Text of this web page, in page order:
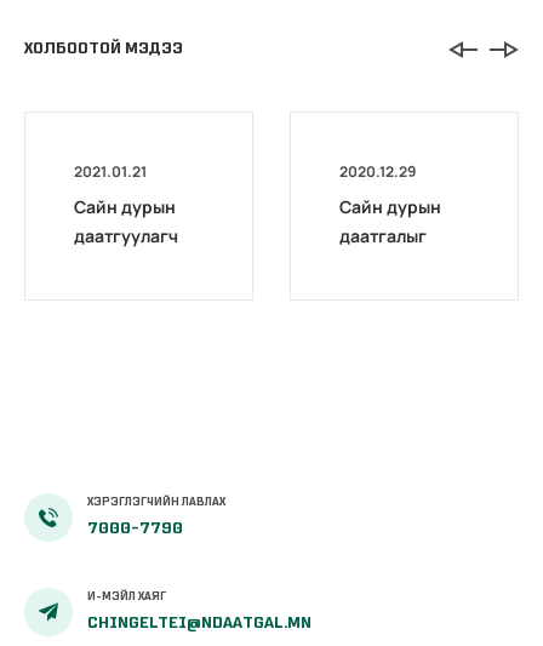
ХОЛБООТОЙ МЭДЭЭ
2021.01.21
Сайн дурын
даатгуулагч
2020.12.29
Сайн дурын
даатгалыг
ХЭРЭГЛЭГЧИЙН ЛАВЛАХ
7000-7790
И-МЭЙЛ ХАЯГ
CHINGELTEI@NDAATGAL.MN